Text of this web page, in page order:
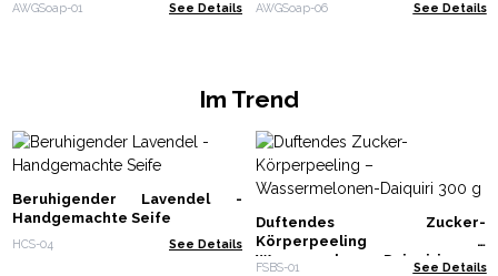
AWGSoap-01 See Details AWGSoap-06 See Details
Im Trend
Beruhigender Lavendel -
Handgemachte Seife
HCS-04 See Details
Duftendes Zucker-
Körperpeeling –
Wassermelonen-Daiquiri 300 g
FSBS-01 See Details